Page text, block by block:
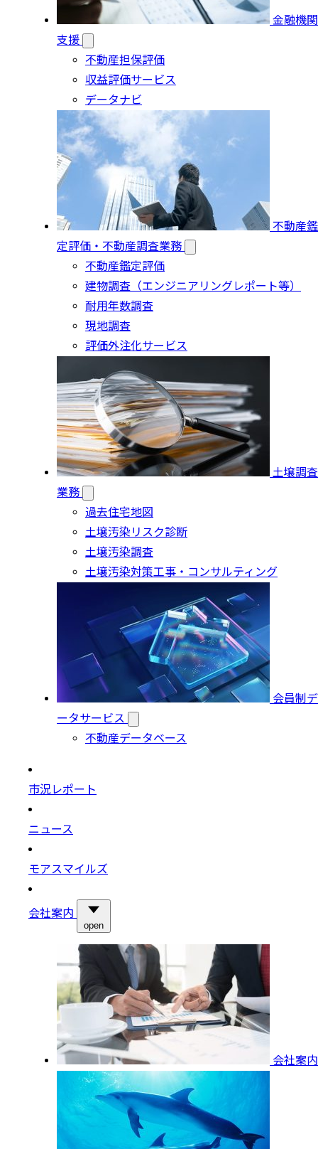
金融機関
支援
不動産担保評価
収益評価サービス
データナビ
不動産鑑
定評価・不動産調査業務
不動産鑑定評価
建物調査（エンジニアリングレポート等）
耐用年数調査
現地調査
評価外注化サービス
土壌調査
業務
過去住宅地図
土壌汚染リスク診断
土壌汚染調査
土壌汚染対策工事・コンサルティング
会員制デ
ータサービス
不動産データベース
市況レポート
ニュース
モアスマイルズ
会社案内
open
会社案内